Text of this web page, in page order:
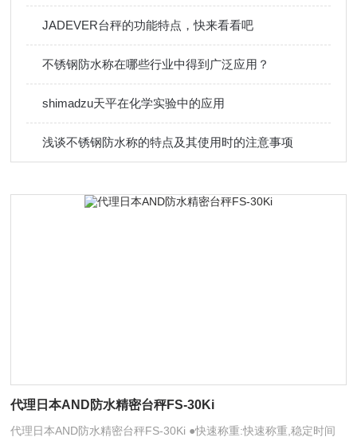
JADEVER台秤的功能特点，快来看看吧
不锈钢防水称在哪些行业中得到广泛应用？
shimadzu天平在化学实验中的应用
浅谈不锈钢防水称的特点及其使用时的注意事项
代理日本AND防水精密台秤FS-30Ki
代理日本AND防水精密台秤FS-30Ki ●快速称重:快速称重,稳定时间